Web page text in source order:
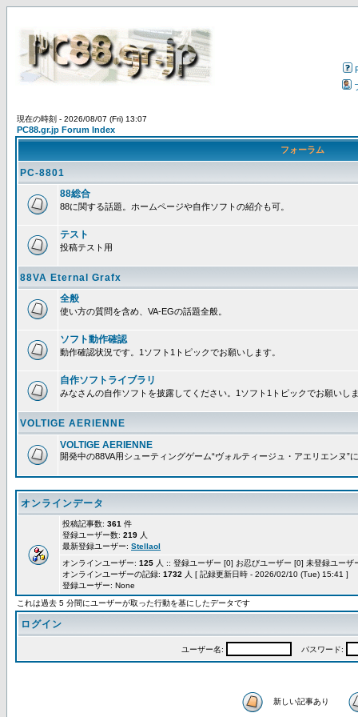
現在の時刻 - 2026/08/07 (Fri) 13:07
PC88.gr.jp Forum Index
フォーラム
PC-8801
88総合
88に関する話題。ホームページや自作ソフトの紹介も可。
テスト
投稿テスト用
88VA Eternal Grafx
全般
使い方の質問を含め、VA-EGの話題全般。
ソフト動作確認
動作確認状況です。1ソフト1トピックでお願いします。
自作ソフトライブラリ
みなさんの自作ソフトを披露してください。1ソフト1トピックでお願いし
VOLTIGE AERIENNE
VOLTIGE AERIENNE
開発中の88VA用シューティングゲーム“ヴォルティージュ・アエリエンヌ”
オンラインデータ
投稿記事数: 361 件
登録ユーザー数: 219 人
最新登録ユーザー: Stellaol
オンラインユーザー: 125 人 :: 登録ユーザー [0] お忍びユーザー [0] 未登録ユー
オンラインユーザーの記録: 1732 人 [ 記録更新日時 - 2026/02/10 (Tue) 15:41 ]
登録ユーザー: None
これは過去 5 分間にユーザーが取った行動を基にしたデータです
ログイン
ユーザー名: パスワード:
新しい記事あり